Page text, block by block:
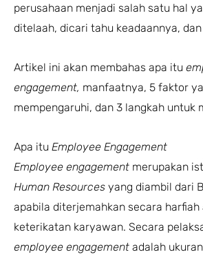
perusahaan menjadi salah satu hal
ditelaah, dicari tahu keadaannya,
Artikel ini akan membahas apa itu
engagement, manfaatnya, 5 faktor
mempengaruhi, dan 3 langkah untuk
Apa itu Employee Engagement
Employee engagement merupakan
Human Resources yang diambil dari
apabila diterjemahkan secara harfiah
keterikatan karyawan. Secara
employee engagement adalah